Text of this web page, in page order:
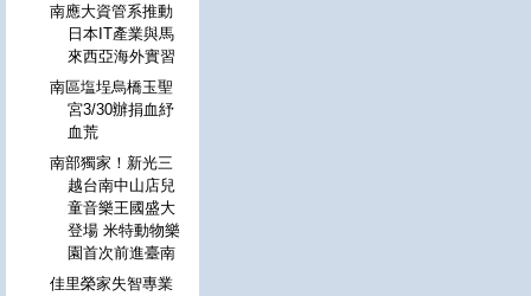
南應大資管系推動
日本IT產業與馬
來西亞海外實習
南區塩埕烏橋玉聖
宮3/30辦捐血紓
血荒
南部獨家！新光三
越台南中山店兒
童音樂王國盛大
登場 米特動物樂
園首次前進臺南
佳里榮家失智專業